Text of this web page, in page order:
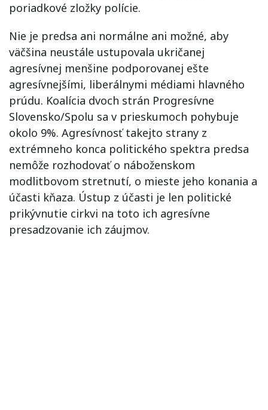
poriadkové zložky polície.
Nie je predsa ani normálne ani možné, aby
väčšina neustále ustupovala ukričanej
agresívnej menšine podporovanej ešte
agresívnejšími, liberálnymi médiami hlavného
prúdu. Koalícia dvoch strán Progresívne
Slovensko/Spolu sa v prieskumoch pohybuje
okolo 9%. Agresívnosť takejto strany z
extrémneho konca politického spektra predsa
nemôže rozhodovať o náboženskom
modlitbovom stretnutí, o mieste jeho konania a
účasti kňaza. Ústup z účasti je len politické
prikývnutie cirkvi na toto ich agresívne
presadzovanie ich záujmov.